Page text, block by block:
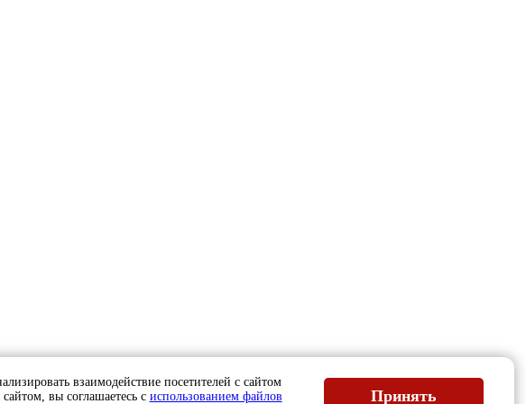
соглашениявзаимодействие посетителей с сайтом
вы соглашаетесь с использованием файлов
Принять